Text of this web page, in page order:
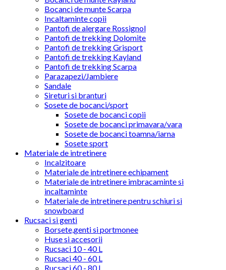
Bocanci de munte Scarpa
Incaltaminte copii
Pantofi de alergare Rossignol
Pantofi de trekking Dolomite
Pantofi de trekking Grisport
Pantofi de trekking Kayland
Pantofi de trekking Scarpa
Parazapezi/Jambiere
Sandale
Sireturi si branturi
Sosete de bocanci/sport
Sosete de bocanci copii
Sosete de bocanci primavara/vara
Sosete de bocanci toamna/iarna
Sosete sport
Materiale de intretinere
Incalzitoare
Materiale de intretinere echipament
Materiale de intretinere imbracaminte si
incaltaminte
Materiale de intretinere pentru schiuri si
snowboard
Rucsaci si genti
Borsete,genti si portmonee
Huse si accesorii
Rucsaci 10 - 40 L
Rucsaci 40 - 60 L
Rucsaci 60 - 80 L